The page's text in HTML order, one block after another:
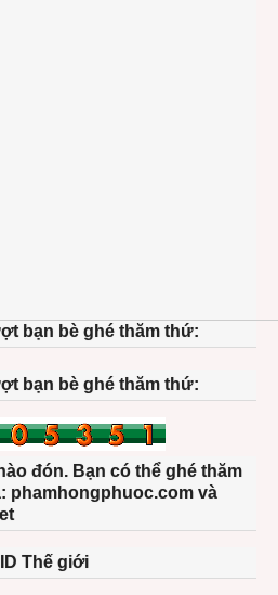
bạn bè ghé thăm thứ:
bạn bè ghé thăm thứ:
đón. Bạn có thể ghé thăm
phamhongphuoc.com và
Thế giới